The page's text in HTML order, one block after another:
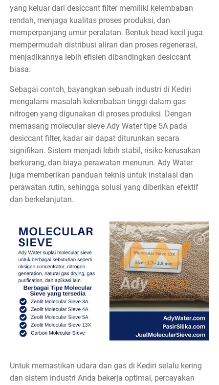
yang keluar dari desiccant filter memiliki kelembaban
rendah, menjaga kualitas proses produksi, dan
memperpanjang umur peralatan. Bentuk bead kecil juga
mempermudah distribusi aliran dan proses regenerasi,
menjadikannya lebih efisien dibandingkan desiccant
biasa.
Sebagai contoh, bayangkan sebuah industri di Kediri
mengalami masalah kelembaban tinggi dalam gas
nitrogen yang digunakan di proses produksi. Dengan
memasang molecular sieve Ady Water tipe 5A pada
desiccant filter, kadar air dapat diturunkan secara
signifikan. Sistem menjadi lebih stabil, risiko kerusakan
berkurang, dan biaya perawatan menurun. Ady Water
juga memberikan panduan teknis untuk instalasi dan
perawatan rutin, sehingga solusi yang diberikan efektif
dan berkelanjutan.
Untuk memastikan udara dan gas di Kediri selalu kering
dan sistem industri Anda bekerja optimal, percayakan